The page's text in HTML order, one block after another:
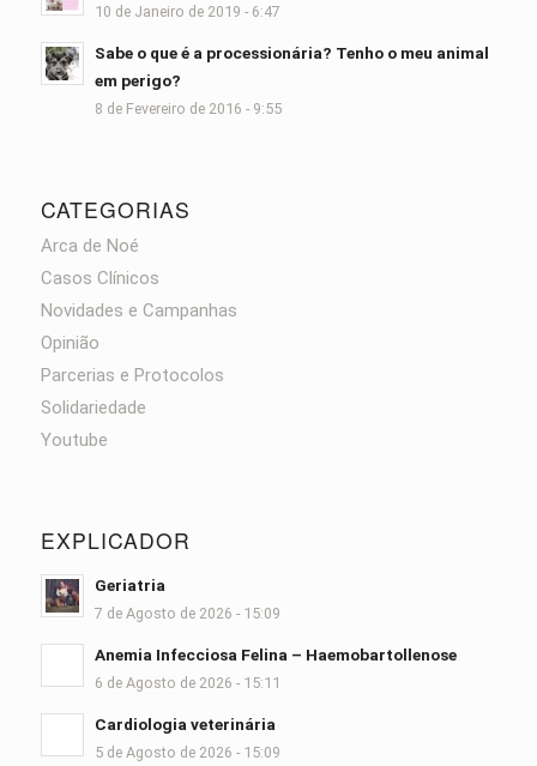
10 de Janeiro de 2019 - 6:47
Sabe o que é a processionária? Tenho o meu animal
em perigo?
8 de Fevereiro de 2016 - 9:55
CATEGORIAS
Arca de Noé
Casos Clínicos
Novidades e Campanhas
Opinião
Parcerias e Protocolos
Solidariedade
Youtube
EXPLICADOR
Geriatria
7 de Agosto de 2026 - 15:09
Anemia Infecciosa Felina – Haemobartollenose
6 de Agosto de 2026 - 15:11
Cardiologia veterinária
5 de Agosto de 2026 - 15:09